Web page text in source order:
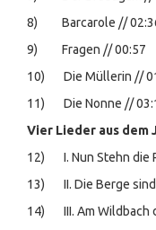
8) Barcarole //
9) Fragen // 00:57
10) Die Müllerin //
11) Die Nonne //
Vier Lieder aus dem
12) I. Nun Stehn die
13) II. Die Berge
14) III. Am Wildbach